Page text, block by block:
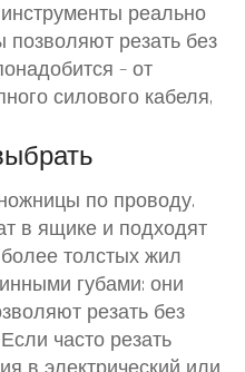
реально
позволяют резать без
– от
силового кабеля,
по проводу.
в ящике и подходят
толстых жил
губами: они
резать без
часто резать